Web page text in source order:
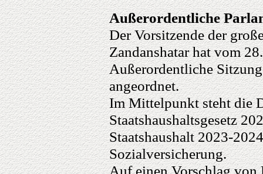
Außerordentliche
Der Vorsitzende der
Zandanshatar hat vom
Außerordentliche
angeordnet.
Im Mittelpunkt steht die
Staatshaushaltsgesetz
Staatshaushalt 2023-
Sozialversicherung.
Auf einen Vorschlag von